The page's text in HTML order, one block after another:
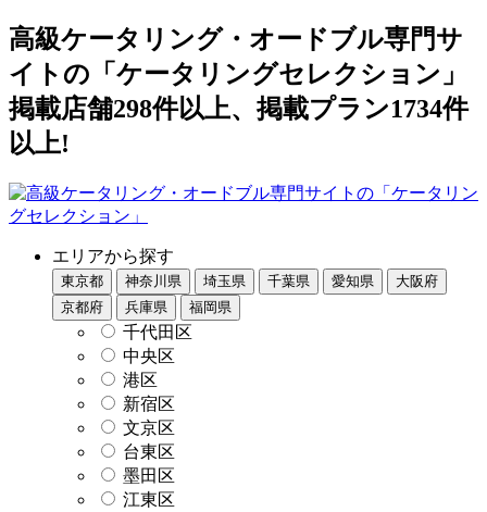
高級ケータリング・オードブル専門サ
イトの「ケータリングセレクション」
掲載店舗298件以上、掲載プラン1734件
以上!
エリアから探す
東京都 神奈川県 埼玉県 千葉県 愛知県
大阪府
京都府
兵庫県 福岡県
千代田区
中央区
港区
新宿区
文京区
台東区
墨田区
江東区